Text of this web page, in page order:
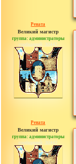
Рената
Великий магистр
группа: администраторы
сообщений: 30442
Рената
Великий магистр
группа: администраторы
сообщений: 30442